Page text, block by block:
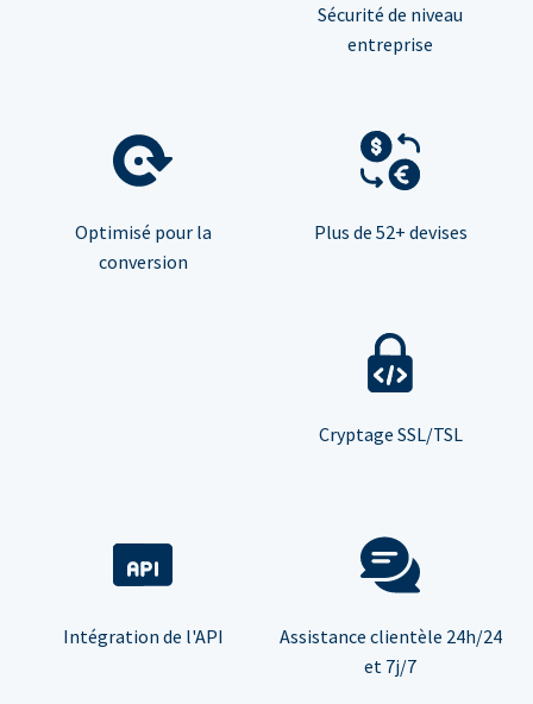
Sécurité de niveau
entreprise
Optimisé pour la
conversion
Plus de 52+ devises
Cryptage SSL/TSL
Intégration de l'API
Assistance clientèle 24h/24
et 7j/7